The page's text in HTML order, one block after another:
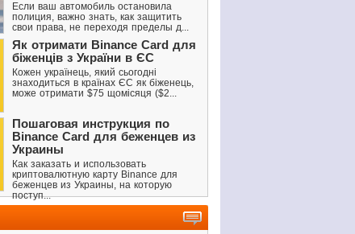
Если ваш автомобиль остановила
полиция, важно знать, как защитить
свои права, не переходя пределы д...
Як отримати Binance Card для
біженців з України в ЄС
Кожен українець, який сьогодні
знаходиться в країнах ЄС як біженець,
може отримати $75 щомісяця ($2...
Пошаговая инструкция по
Binance Card для беженцев из
Украины
Как заказать и использовать
криптовалютную карту Binance для
беженцев из Украины, на которую
поступ...